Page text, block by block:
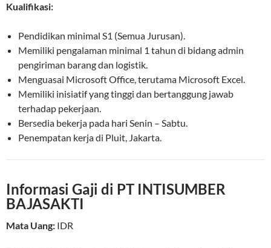
Kualifikasi:
Pendidikan minimal S1 (Semua Jurusan).
Memiliki pengalaman minimal 1 tahun di bidang admin
pengiriman barang dan logistik.
Menguasai Microsoft Office, terutama Microsoft Excel.
Memiliki inisiatif yang tinggi dan bertanggung jawab
terhadap pekerjaan.
Bersedia bekerja pada hari Senin – Sabtu.
Penempatan kerja di Pluit, Jakarta.
Informasi Gaji di PT INTISUMBER
BAJASAKTI
Mata Uang: IDR